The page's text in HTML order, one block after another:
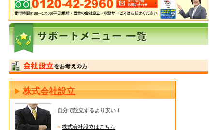
株式会社設立
自分で設立するより安い！
株式会社設立はこちら